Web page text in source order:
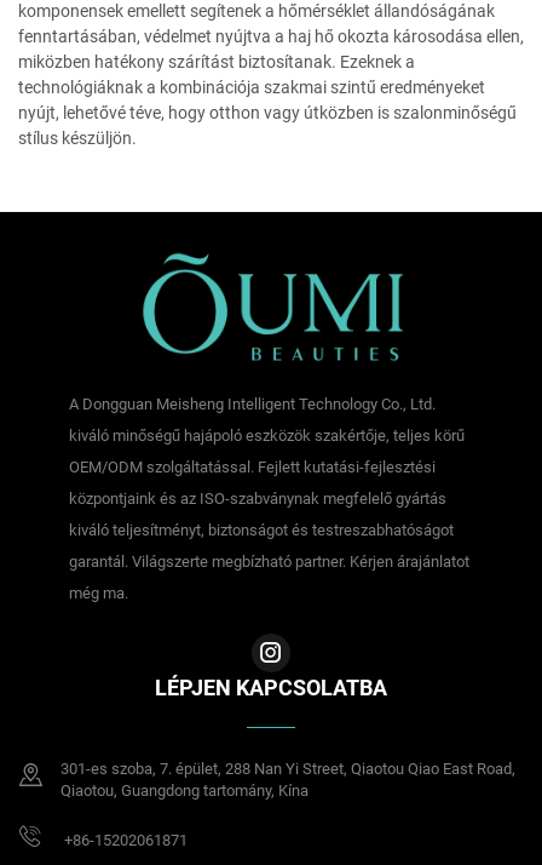
komponensek emellett segítenek a hőmérséklet állandóságának
fenntartásában, védelmet nyújtva a haj hő okozta károsodása ellen,
miközben hatékony szárítást biztosítanak. Ezeknek a
technológiáknak a kombinációja szakmai szintű eredményeket
nyújt, lehetővé téve, hogy otthon vagy útközben is szalonminőségű
stílus készüljön.
A Dongguan Meisheng Intelligent Technology Co., Ltd.
kiváló minőségű hajápoló eszközök szakértője, teljes körű
OEM/ODM szolgáltatással. Fejlett kutatási-fejlesztési
központjaink és az ISO-szabványnak megfelelő gyártás
kiváló teljesítményt, biztonságot és testreszabhatóságot
garantál. Világszerte megbízható partner. Kérjen árajánlatot
még ma.
LÉPJEN KAPCSOLATBA
301-es szoba, 7. épület, 288 Nan Yi Street, Qiaotou Qiao East Road,
Qiaotou, Guangdong tartomány, Kína
+86-15202061871